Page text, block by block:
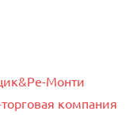
Монти
компания